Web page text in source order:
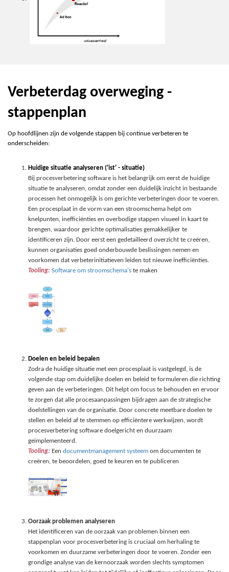
Verbeterdag overweging -
stappenplan
Op hoofdlijnen zijn de volgende stappen bij continue verbeteren te
onderscheiden:
Huidige situatie analyseren ('ist' - situatie)
Bij procesverbetering software is het belangrijk om eerst de huidige
situatie te analyseren, omdat zonder een duidelijk inzicht in bestaande
processen het onmogelijk is om gerichte verbeteringen door te voeren.
Een procesplaat in de vorm van een stroomschema helpt om
knelpunten, inefficiënties en overbodige stappen visueel in kaart te
brengen, waardoor gerichte optimalisaties gemakkelijker te
identificeren zijn. Door eerst een gedetailleerd overzicht te creëren,
kunnen organisaties goed onderbouwde beslissingen nemen en
voorkomen dat verbeterinitiatieven leiden tot nieuwe inefficiënties.
Tooling: Software om stroomschema's te maken
Doelen en beleid bepalen
Zodra de huidige situatie met een procesplaat is vastgelegd, is de
volgende stap om duidelijke doelen en beleid te formuleren die richting
geven aan de verbeteringen. Dit helpt om focus te behouden en ervoor
te zorgen dat alle procesaanpassingen bijdragen aan de strategische
doelstellingen van de organisatie. Door concrete meetbare doelen te
stellen en beleid af te stemmen op efficiëntere werkwijzen, wordt
procesverbetering software doelgericht en duurzaam
geïmplementeerd.
Tooling: Een documentmanagement systeem om documenten te
creëren, te beoordelen, goed te keuren en te publiceren
Oorzaak problemen analyseren
Het identificeren van de oorzaak van problemen binnen een
stappenplan voor procesverbetering is cruciaal om herhaling te
voorkomen en duurzame verbeteringen door te voeren. Zonder een
grondige analyse van de kernoorzaak worden slechts symptomen